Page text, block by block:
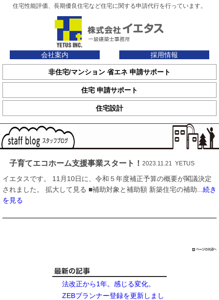
住宅性能評価、長期優良住宅など住宅に関する申請代行を行っています。
会社案内 採用情報
非住宅/マンション 省エネ 申請サポート
住宅 申請サポート
住宅設計
子育てエコホーム支援事業スタート！ 2023.11.21 YETUS
イエタスです。 11月10日に、令和５年度補正予算の概要が閣議決定
されました。 拡大して見る ■補助対象と補助額 新築住宅の補助... 続き
を見る
法改正から1年。感じる変化。
ZEBプランナー登録を更新しまし